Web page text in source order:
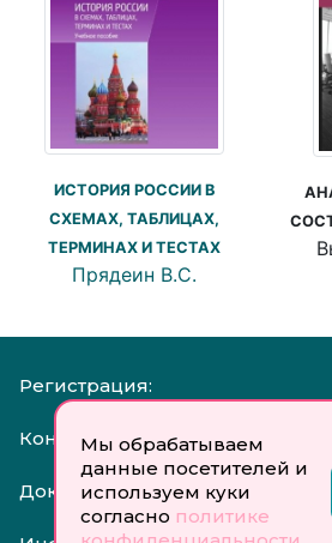
Мы обрабатываем
данные посетителей и
используем куки
согласно политике
ИСТОРИЯ РОССИИ В
СХЕМАХ, ТАБЛИЦАХ,
ТЕРМИНАХ И ТЕСТАХ
Прядеин В.С.
Регистрация:
Контакты:
Документы: